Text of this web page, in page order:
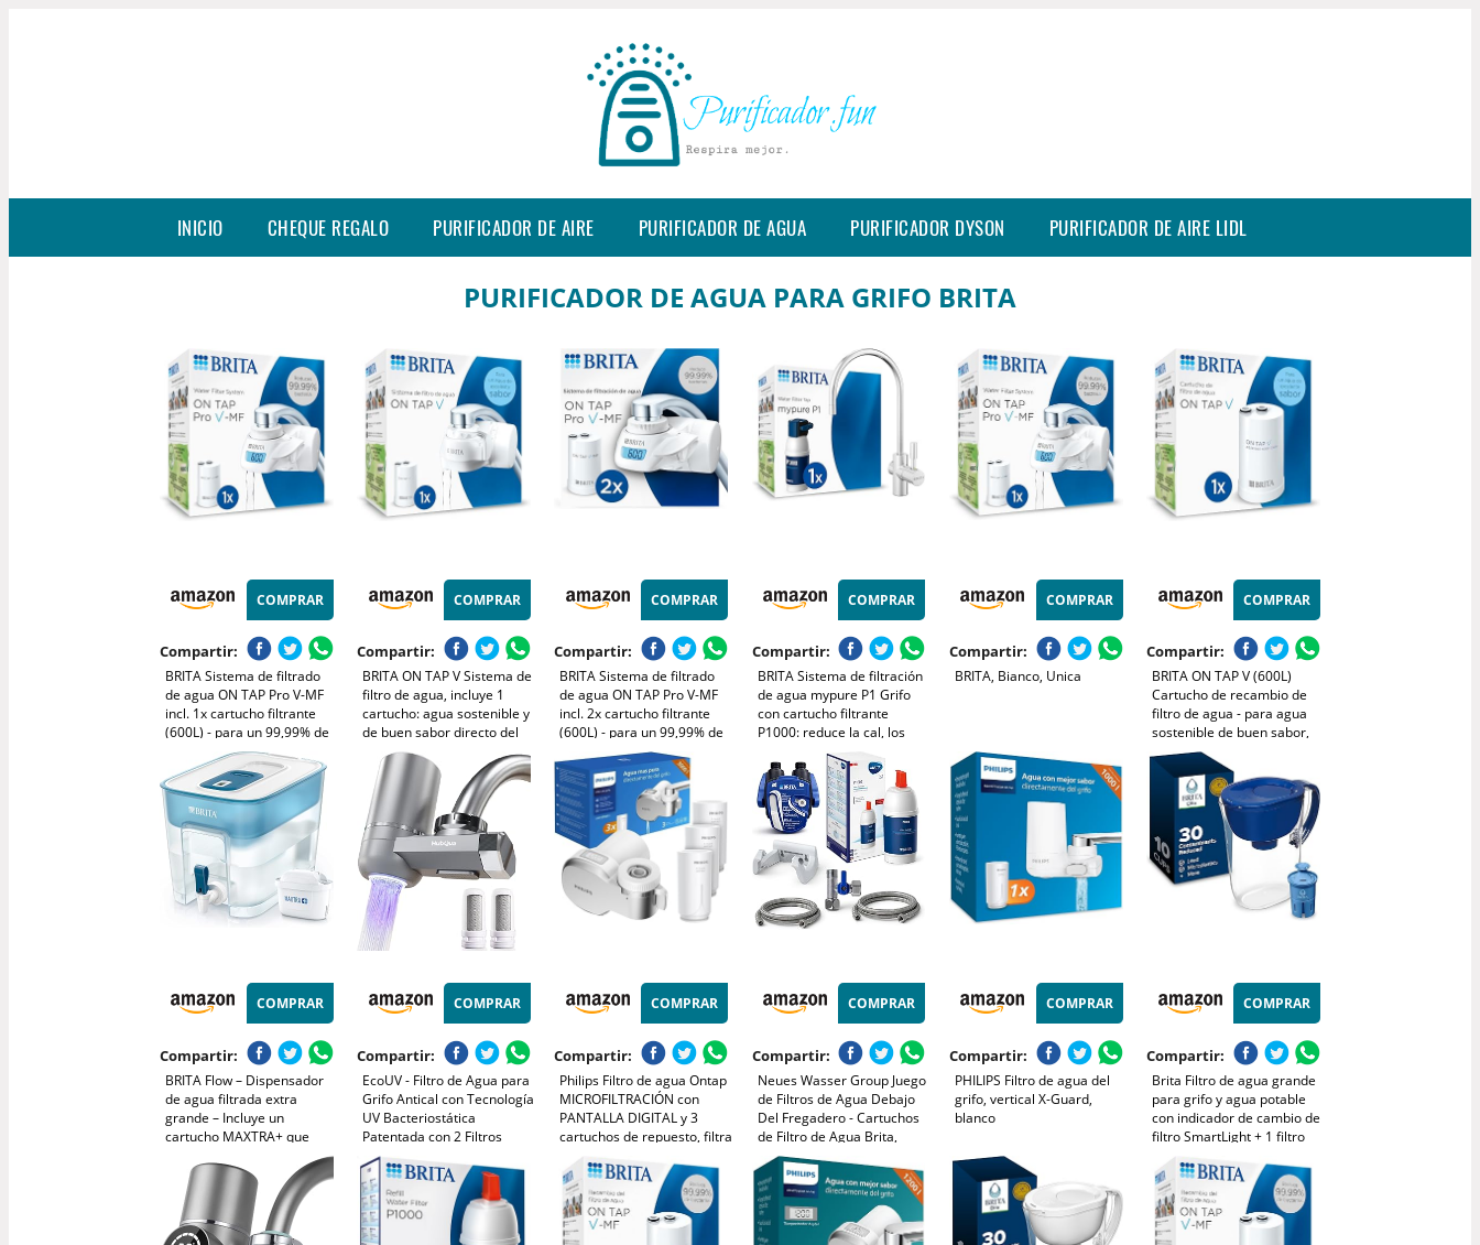
INICIO CHEQUE REGALO PURIFICADOR DE AIRE PURIFICADOR DE AGUA PURIFICADOR DYSON PURIFICADOR DE AIRE LIDL
PURIFICADOR DE AGUA PARA GRIFO BRITA
COMPRAR
Compartir:
BRITA Sistema de filtrado
de agua ON TAP Pro V-MF
incl. 1x cartucho filtrante
(600L) - para un 99,99% de
agua libre de bacterias,
reduciendo PFAS, incl.
cuenta atrás digital LCD de
capacidad
COMPRAR
Compartir:
BRITA ON TAP V Sistema de
filtro de agua, incluye 1
cartucho: agua sostenible y
de buen sabor directo del
grifo, reduce
micropartículas, PFAS,
metales y sustancias que
afectan el sabor.
COMPRAR
Compartir:
BRITA Sistema de filtrado
de agua ON TAP Pro V-MF
incl. 2x cartucho filtrante
(600L) - para un 99,99% de
agua libre de bacterias,
reduciendo PFAS, incl.
cuenta atrás digital LCD de
capacidad
COMPRAR
Compartir:
BRITA Sistema de filtración
de agua mypure P1 Grifo
con cartucho filtrante
P1000: reduce la cal, los
metales, el cloro y las
impurezas para mejorar el
sabor y calidad del agua
COMPRAR
Compartir:
BRITA, Bianco, Unica
COMPRAR
Compartir:
BRITA ON TAP V (600L)
Cartucho de recambio de
filtro de agua - para agua
sostenible de buen sabor,
reduce las micro partículas,
PFAS, los metales pesados y
otras sustancias que
alteran el sabor
COMPRAR
Compartir:
BRITA Flow – Dispensador
de agua filtrada extra
grande – Incluye un
cartucho MAXTRA+ que
Única
COMPRAR
Compartir:
EcoUV - Filtro de Agua para
Grifo Antical con Tecnología
UV Bacteriostática
Patentada con 2 Filtros
Antical y Fibra de Carbono -
Elimina Cal, Cloro, Bacterias
COMPRAR
Compartir:
Philips Filtro de agua Ontap
MICROFILTRACIÓN con
PANTALLA DIGITAL y 3
cartuchos de repuesto, filtra
sedimentos, cloro y otras
sustancias que alteran el
sabor, capacidad de
filtración de 1000 L
COMPRAR
Compartir:
Neues Wasser Group Juego
de Filtros de Agua Debajo
Del Fregadero - Cartuchos
de Filtro de Agua Brita,
Filtro Brita P1000 Para
Montaje En Pared,
Manguera Flexible,
Adaptador de Válvula
Angular
COMPRAR
Compartir:
PHILIPS Filtro de agua del
grifo, vertical X-Guard,
blanco
COMPRAR
Compartir:
Brita Filtro de agua grande
para grifo y agua potable
con indicador de cambio de
filtro SmartLight + 1 filtro
Elite, reduce el 99% del
plomo, dura 6 meses,
capacidad de 10 tazas, azul